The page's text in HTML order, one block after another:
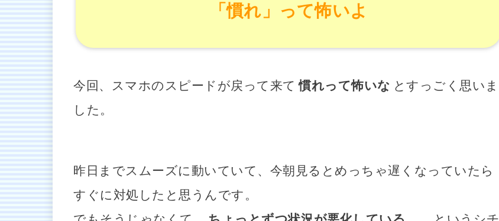
「慣れ」って怖いよ
今回、スマホのスピードが戻って来て 慣れって怖いな とすっごく思いま
した。
昨日までスムーズに動いていて、今朝見るとめっちゃ遅くなっていたら
すぐに対処したと思うんです。